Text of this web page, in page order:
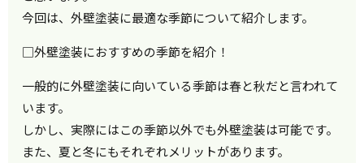
今回は、外壁塗装に最適な季節について紹介します。
□外壁塗装におすすめの季節を紹介！
一般的に外壁塗装に向いている季節は春と秋だと言われて
います。
しかし、実際にはこの季節以外でも外壁塗装は可能です。
また、夏と冬にもそれぞれメリットがあります。